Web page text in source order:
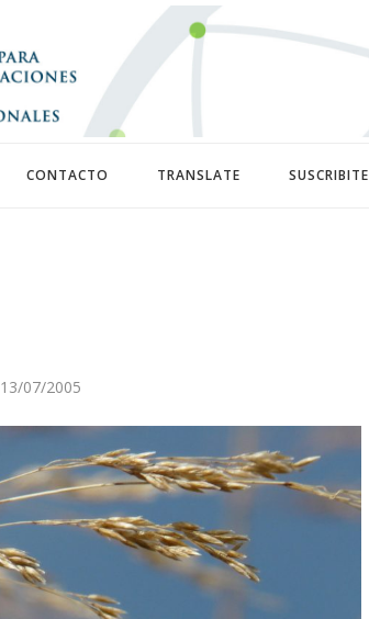
CONTACTO TRANSLATE SUSCRIBITE
13/07/2005
ARGENTINA INICIÓ LA
APLICACIÓN PROVISORIA DEL...
29/Jul/2026